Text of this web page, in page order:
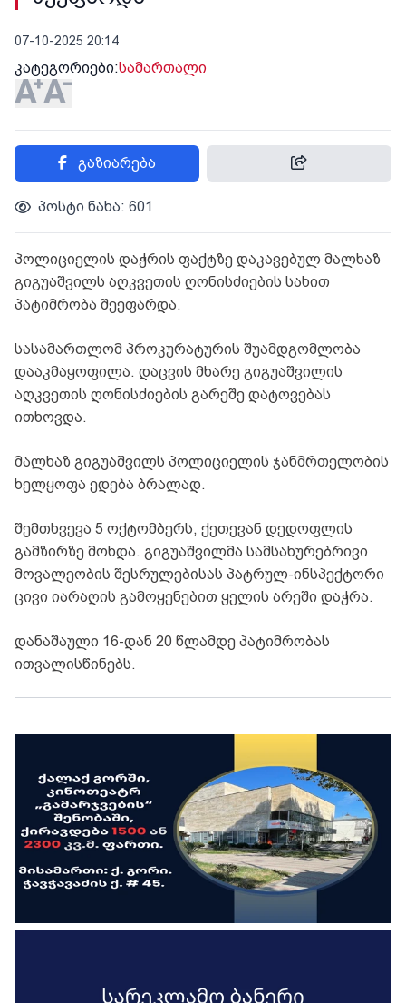
07-10-2025 20:14
კატეგორიები:სამართალი
გაზიარება
პოსტი ნახა: 601
პოლიციელის დაჭრის ფაქტზე დაკავებულ მალხაზ
გიგუაშვილს აღკვეთის ღონისძიების სახით
პატიმრობა შეეფარდა.
სასამართლომ პროკურატურის შუამდგომლობა
დააკმაყოფილა. დაცვის მხარე გიგუაშვილის
აღკვეთის ღონისძიების გარეშე დატოვებას
ითხოვდა.
მალხაზ გიგუაშვილს პოლიციელის ჯანმრთელობის
ხელყოფა ედება ბრალად.
შემთხვევა 5 ოქტომბერს, ქეთევან დედოფლის
გამზირზე მოხდა. გიგუაშვილმა სამსახურებრივი
მოვალეობის შესრულებისას პატრულ-ინსპექტორი
ცივი იარაღის გამოყენებით ყელის არეში დაჭრა.
დანაშაული 16-დან 20 წლამდე პატიმრობას
ითვალისწინებს.